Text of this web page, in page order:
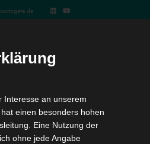
3 – Business
Ergebnisse gefunden.
Interesse an unserem
einen besonders hohen
Eine Nutzung der
ohne jede Angabe